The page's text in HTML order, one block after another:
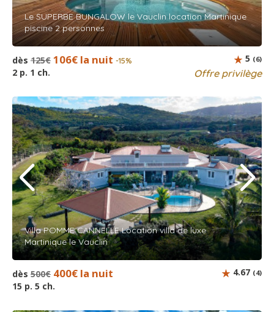
Le SUPERBE BUNGALOW le Vauclin location Martinique
piscine 2 personnes
dès 125€ 106€ la nuit -15%
2 p. 1 ch. Offre privilège
5 (6)
Villa POMME CANNELLE Location villa de luxe
Martinique le Vauclin
dès 500€ 400€ la nuit
15 p. 5 ch.
4.67 (4)